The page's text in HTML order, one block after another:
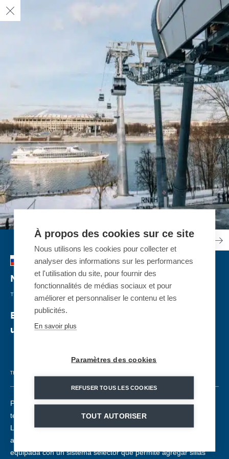
Moscú | RUSIA
TELEFÉRICO MIXTO
En el corazón de Moscú, una telecabina
urbana y turística
TELEFÉRICO MIXTO
Para facilitar la movilidad urbana en el corazón de Moscú, la
telecabina conecta la estación de metro del estadio de fútbol
Luzhniki con la zona donde se encuentra la universidad,
atravesando el río Moscova. Con una estación intermedia
equipada con un sistema selector que permite agregar sillas
À propos des cookies sur ce site
Nous utilisons les cookies pour collecter et
analyser des informations sur les performances
et l'utilisation du site, pour fournir des
fonctionnalités de médias sociaux et pour
améliorer et personnaliser le contenu et les
publicités.
En savoir plus
Paramètres des cookies
REFUSER TOUS LES COOKIES
TOUT AUTORISER